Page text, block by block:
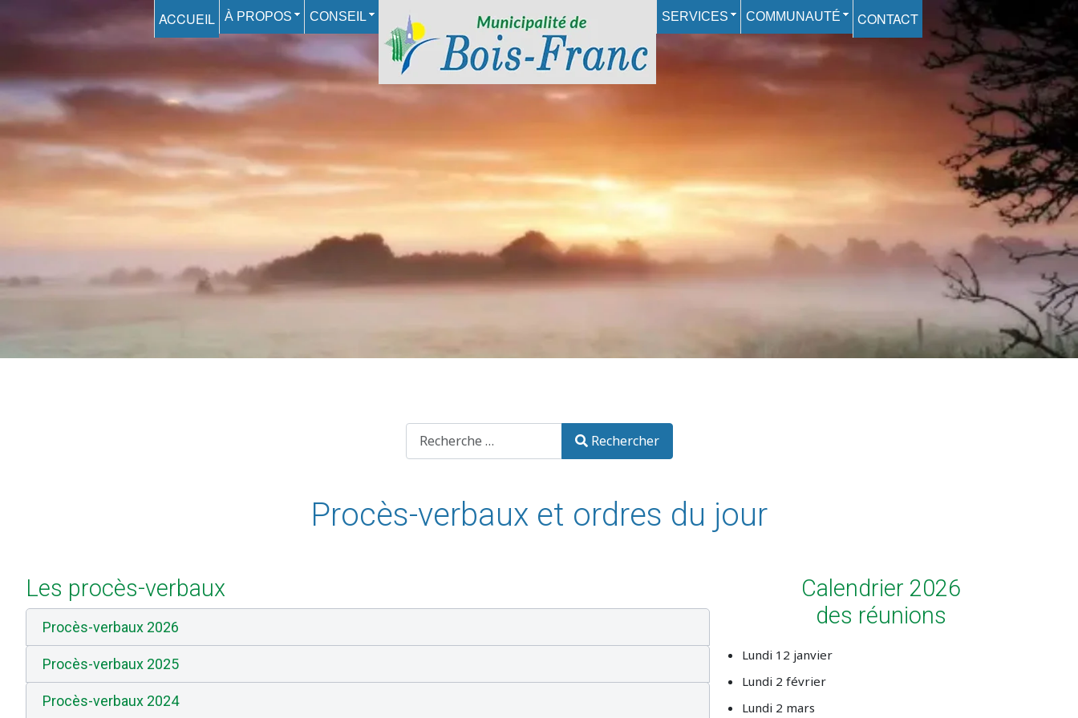
ACCUEIL À PROPOS CONSEIL SERVICES COMMUNAUTÉ CONTACT
Recherche
Rechercher
Procès-verbaux et ordres du jour
Les procès-verbaux
Procès-verbaux 2026
Procès-verbaux 2025
Procès-verbaux 2024
Calendrier 2026
des réunions
Lundi 12 janvier
Lundi 2 février
Lundi 2 mars